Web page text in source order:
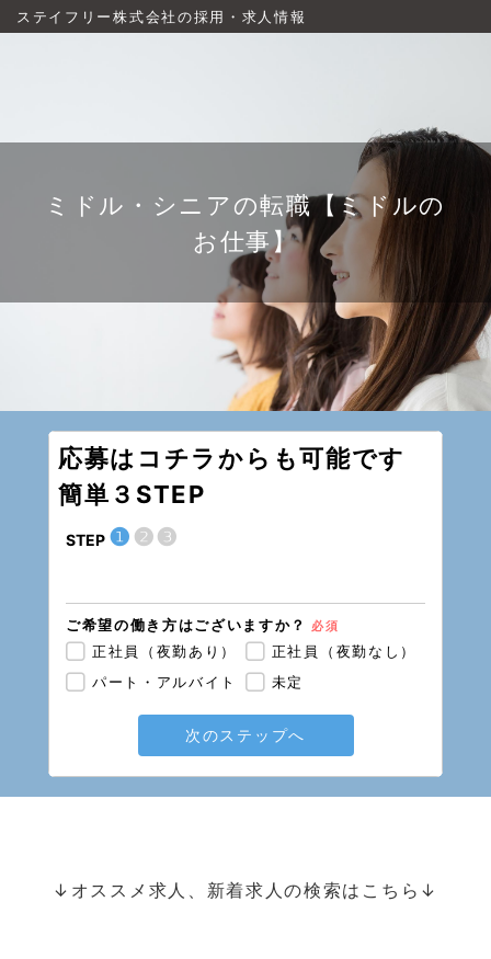
ステイフリー株式会社の採用・求人情報
ミドル・シニアの転職【ミドルの
お仕事】
応募はコチラからも可能です
簡単３STEP
STEP ❶❷❸
ご希望の働き方はございますか？ 必須
正社員（夜勤あり）
正社員（夜勤なし）
パート・アルバイト
未定
次のステップへ
↓オススメ求人、新着求人の検索はこちら↓